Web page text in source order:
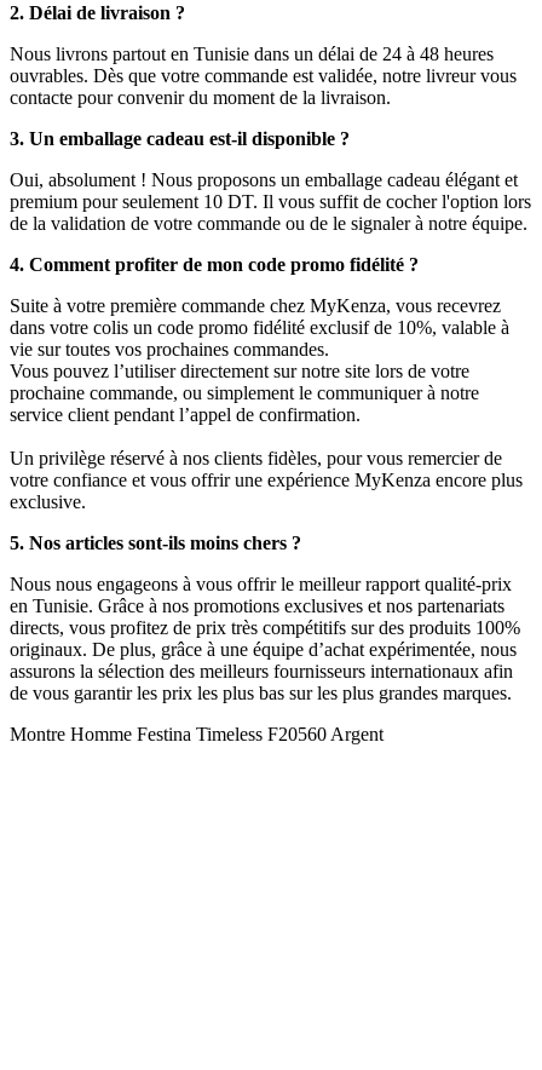
2. Délai de livraison ?
Nous livrons partout en Tunisie dans un délai de 24 à 48 heures
ouvrables. Dès que votre commande est validée, notre livreur vous
contacte pour convenir du moment de la livraison.
3. Un emballage cadeau est-il disponible ?
Oui, absolument ! Nous proposons un emballage cadeau élégant et
premium pour seulement 10 DT. Il vous suffit de cocher l'option lors
de la validation de votre commande ou de le signaler à notre équipe.
4. Comment profiter de mon code promo fidélité ?
Suite à votre première commande chez MyKenza, vous recevrez
dans votre colis un code promo fidélité exclusif de 10%, valable à
vie sur toutes vos prochaines commandes.
Vous pouvez l’utiliser directement sur notre site lors de votre
prochaine commande, ou simplement le communiquer à notre
service client pendant l’appel de confirmation.
Un privilège réservé à nos clients fidèles, pour vous remercier de
votre confiance et vous offrir une expérience MyKenza encore plus
exclusive.
5. Nos articles sont-ils moins chers ?
Nous nous engageons à vous offrir le meilleur rapport qualité-prix
en Tunisie. Grâce à nos promotions exclusives et nos partenariats
directs, vous profitez de prix très compétitifs sur des produits 100%
originaux. De plus, grâce à une équipe d’achat expérimentée, nous
assurons la sélection des meilleurs fournisseurs internationaux afin
de vous garantir les prix les plus bas sur les plus grandes marques.
Montre Homme Festina Timeless F20560 Argent